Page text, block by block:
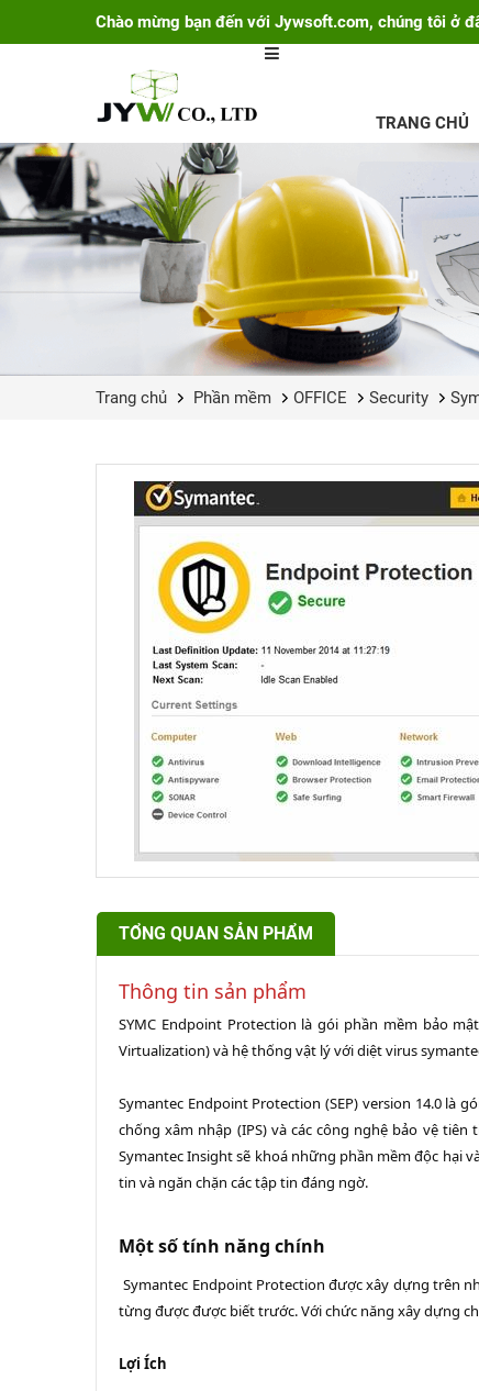
Chào mừng bạn đến với Jywsoft.com, chúng tôi ở
TRANG CHỦ
Trang chủ Phần mềm OFFICE Security
TỔNG QUAN SẢN PHẨM
Thông tin sản phẩm
SYMC Endpoint Protection là gói phần mềm bảo
Virtualization) và hệ thống vật lý với diệt virus
Symantec Endpoint Protection (SEP) version 14.0
chống xâm nhập (IPS) và các công nghệ bảo vệ
Symantec Insight sẽ khoá những phần mềm độc hại
tin và ngăn chặn các tập tin đáng ngờ.
Một số tính năng chính
Symantec Endpoint Protection được xây dựng trên
từng được được biết trước. Với chức năng xây dựng
Lợi Ích